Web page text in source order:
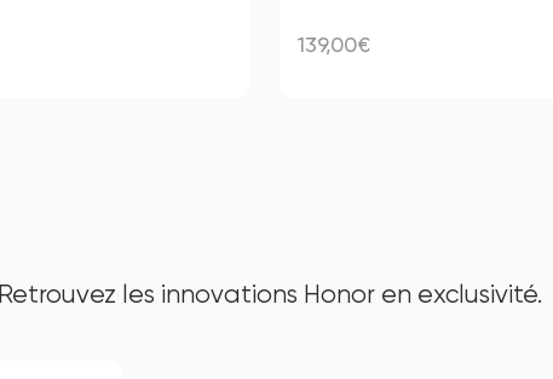
139,00€
Retrouvez les innovations Honor en exclusivité.